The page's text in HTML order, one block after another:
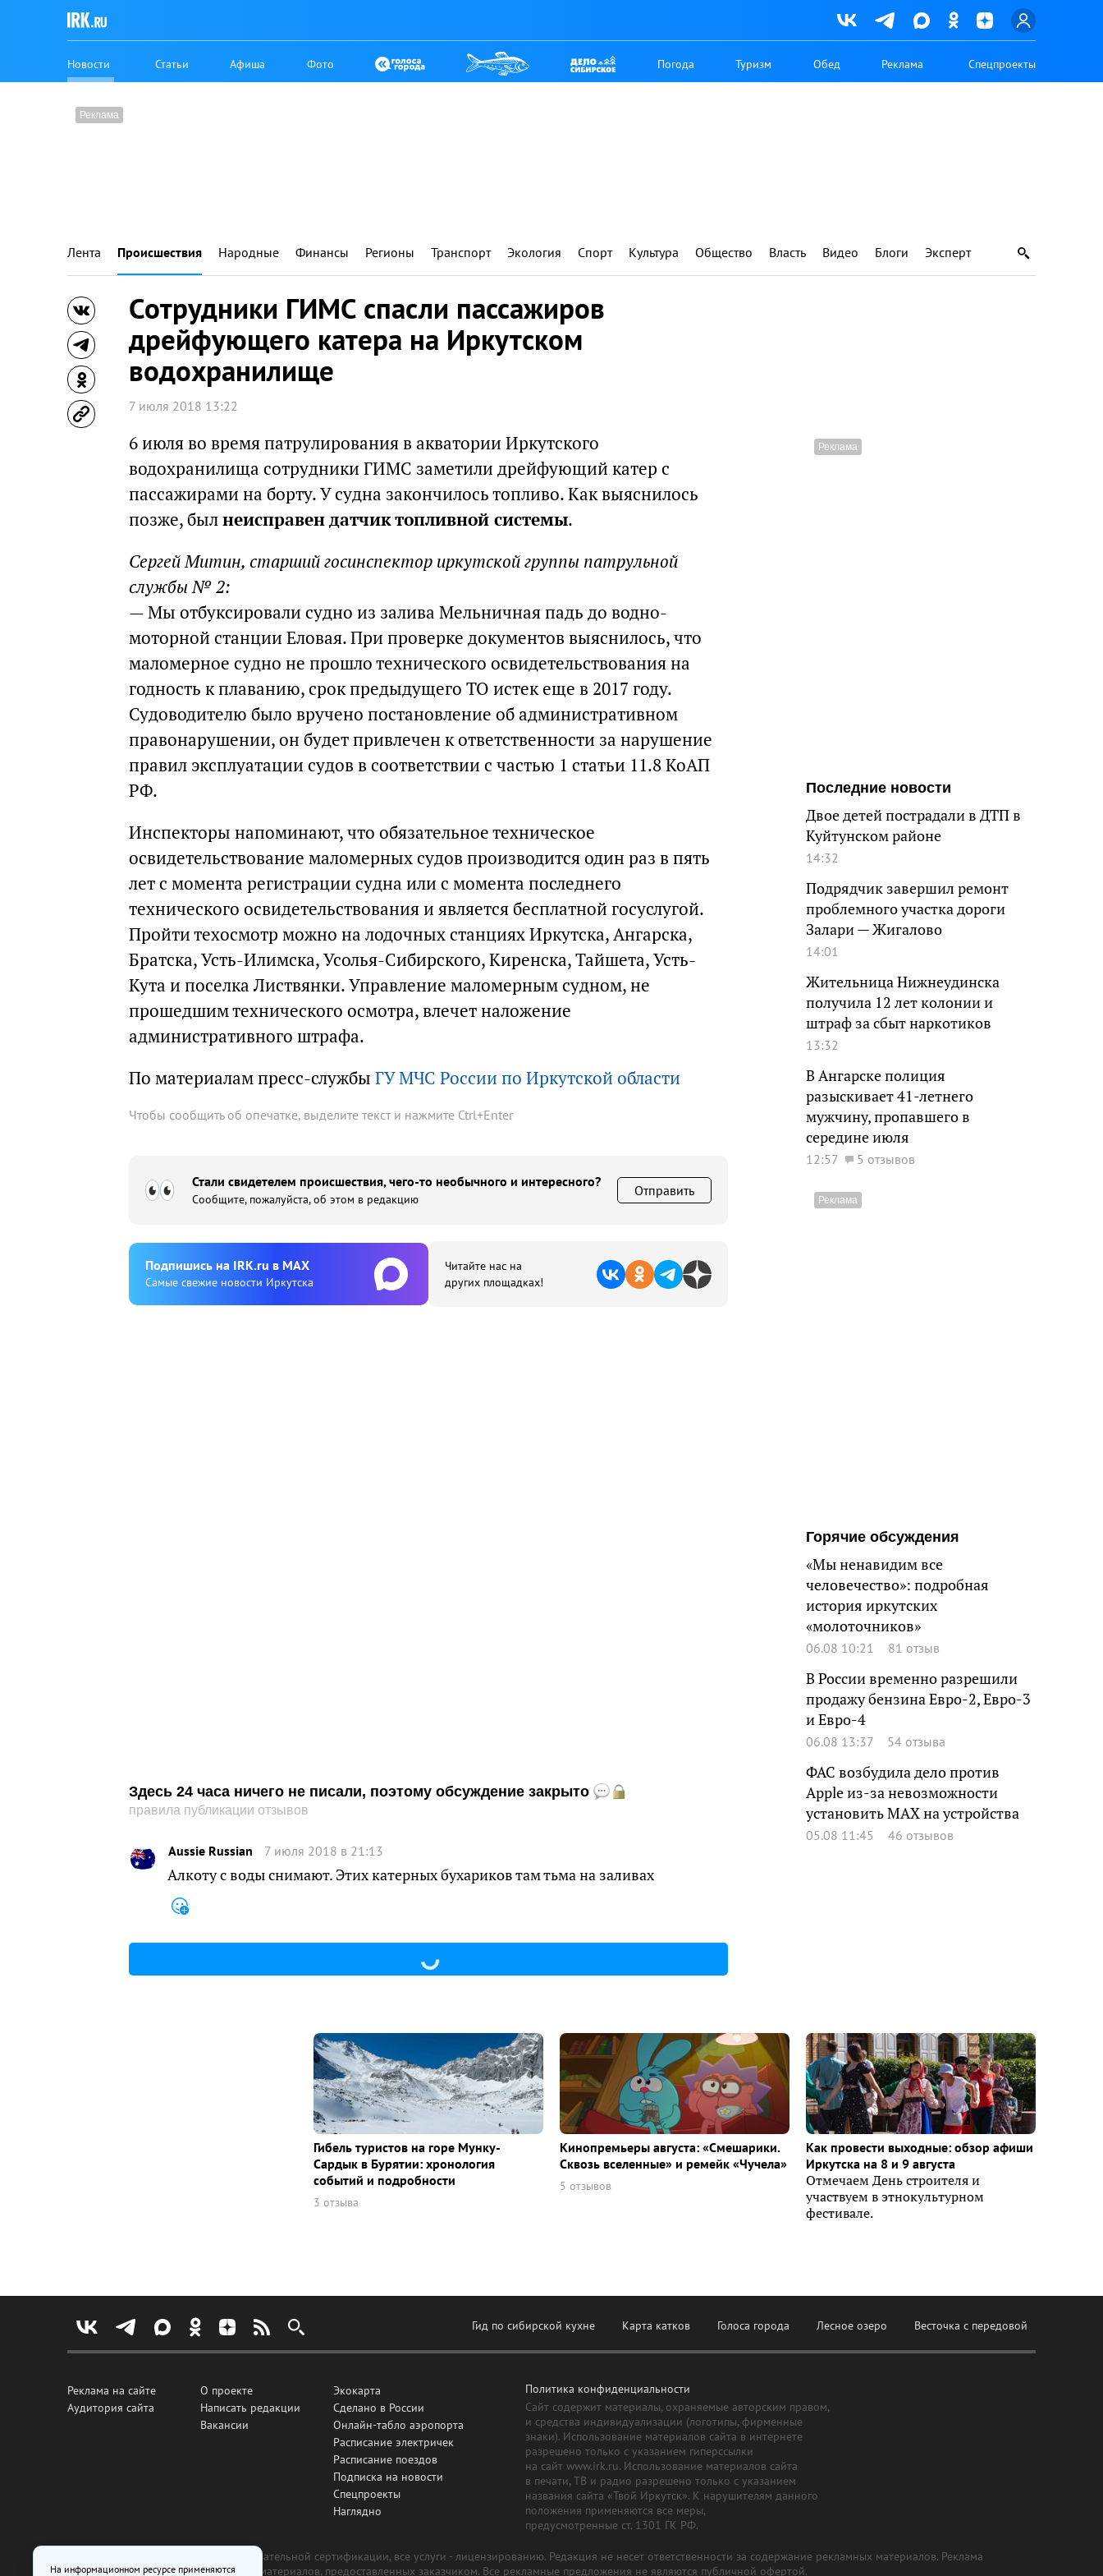
Новости Статьи Афиша Фото Погода Туризм Обед Реклама Спецпроекты
Лента Происшествия Народные Финансы Регионы Транспорт Экология Спорт Культура Общество Власть Видео Блоги Эксперт
Сотрудники ГИМС спасли пассажиров
дрейфующего катера на Иркутском
водохранилище
7 июля 2018 13:22
6 июля во время патрулирования в акватории Иркутского
водохранилища сотрудники ГИМС заметили дрейфующий катер с
пассажирами на борту. У судна закончилось топливо. Как выяснилось
позже, былнеисправен датчик топливной системы.
Сергей Митин, старший госинспектор иркутской группы патрульной
службы № 2:
— Мы отбуксировали судно из залива Мельничная падь до водно-
моторной станции Еловая. При проверке документов выяснилось, что
маломерное судно не прошло технического освидетельствования на
годность к плаванию, срок предыдущего ТО истек еще в 2017 году.
Судоводителю было вручено постановление об административном
правонарушении, он будет привлечен к ответственности за нарушение
правил эксплуатации судов в соответствии с частью 1 статьи 11.8 КоАП
РФ.
Инспекторы напоминают, что обязательное техническое
освидетельствование маломерных судов производится один раз в пять
лет с момента регистрации судна или с момента последнего
технического освидетельствования и является бесплатной госуслугой.
Пройти техосмотр можно на лодочных станциях Иркутска, Ангарска,
Братска, Усть-Илимска, Усолья-Сибирского, Киренска, Тайшета, Усть-
Кута и поселка Листвянки. Управление маломерным судном, не
прошедшим технического осмотра, влечет наложение
административного штрафа.
По материалам пресс-службы ГУ МЧС России по Иркутской области
Чтобы сообщить об опечатке, выделите текст и нажмите Ctrl+Enter
Стали свидетелем происшествия, чего-то необычного и интересного?
Сообщите, пожалуйста, об этом в редакцию
Отправить
Подпишиcь на IRK.ru в MAX
Cамые свежие новости Иркутска
Читайте нас на
других площадках!
Здесь 24 часа ничего не писали, поэтому обсуждение закрыто
правила публикации отзывов
Aussie Russian 7 июля 2018 в 21:13
Алкоту с воды снимают. Этих катерных бухариков там тьма на заливах
Последние новости
Двое детей пострадали в ДТП в
Куйтунском районе
14:32
Подрядчик завершил ремонт
проблемного участка дороги
Залари — Жигалово
14:01
Жительница Нижнеудинска
получила 12 лет колонии и
штраф за сбыт наркотиков
13:32
В Ангарске полиция
разыскивает 41-летнего
мужчину, пропавшего в
середине июля
12:57 5 отзывов
Горячие обсуждения
«Мы ненавидим все
человечество»: подробная
история иркутских
«молоточников»
06.08 10:21 81 отзыв
В России временно разрешили
продажу бензина Евро-2, Евро-3
и Евро-4
06.08 13:37 54 отзыва
ФАС возбудила дело против
Apple из-за невозможности
установить MAX на устройства
05.08 11:45 46 отзывов
Гибель туристов на горе Мунку-
Сардык в Бурятии: хронология
событий и подробности
3 отзыва
Кинопремьеры августа: «Смешарики.
Сквозь вселенные» и ремейк «Чучела»
5 отзывов
Как провести выходные: обзор афиши
Иркутска на 8 и 9 августа
Отмечаем День строителя и
участвуем в этнокультурном
фестивале.
Гид по сибирской кухне Карта катков Голоса города Лесное озеро Весточка с передовой
Реклама на сайте
Аудитория сайта
О проекте
Написать редакции
Вакансии
Экокарта
Сделано в России
Онлайн-табло аэропорта
Расписание электричек
Расписание поездов
Подписка на новости
Спецпроекты
Наглядно
Политика конфиденциальности
Сайт содержит материалы, охраняемые авторским правом,
и средства индивидуализации (логотипы, фирменные
знаки). Использование материалов сайта в интернете
разрешено только с указанием гиперссылки
на сайт www.irk.ru. Использование материалов сайта
в печати, ТВ и радио разрешено только с указанием
названия сайта «Твой Иркутск». К нарушителям данного
положения применяются все меры,
предусмотренные ст. 1301 ГК РФ.
Все рекламные товары подлежат обязательной сертификации, все услуги - лицензированию. Редакция не несет ответственности за содержание рекламных материалов. Реклама
изготовлена и размещена на основе материалов, предоставленных заказчиком. Все рекламные предложения не являются публичной офертой.
На информационном ресурсе применяются